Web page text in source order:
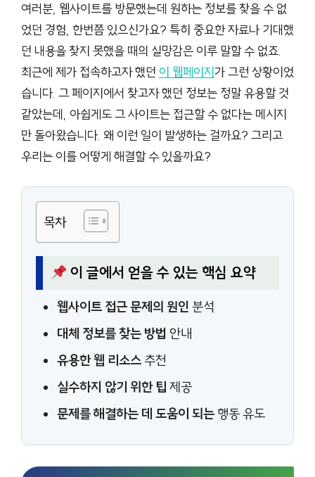
여러분, 웹사이트를 방문했는데 원하는 정보를 찾을 수 없
었던 경험, 한번쯤 있으신가요? 특히 중요한 자료나 기대했
던 내용을 찾지 못했을 때의 실망감은 이루 말할 수 없죠.
최근에 제가 접속하고자 했던 이 웹페이지가 그런 상황이었
습니다. 그 페이지에서 찾고자 했던 정보는 정말 유용할 것
같았는데, 아쉽게도 그 사이트는 접근할 수 없다는 메시지
만 돌아왔습니다. 왜 이런 일이 발생하는 걸까요? 그리고
우리는 이를 어떻게 해결할 수 있을까요?
목차
이 글에서 얻을 수 있는 핵심 요약
웹사이트 접근 문제의 원인 분석
대체 정보를 찾는 방법 안내
유용한 웹 리소스추천
실수하지 않기 위한 팁 제공
문제를 해결하는 데 도움이 되는행동 유도